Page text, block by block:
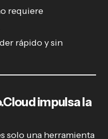
requiere
rápido y sin
impulsa la
solo una herramienta